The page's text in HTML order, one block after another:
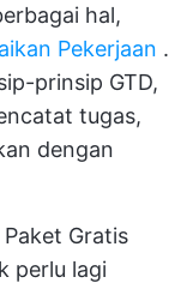
hal,
Pekerjaan .
prinsip GTD,
tugas,
dengan
Gratis
perlu lagi